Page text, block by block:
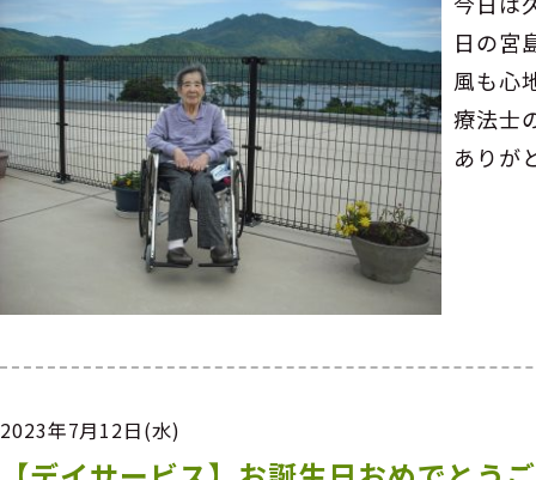
日の宮
風も心
療法士
ありが
2023年7月12日(水)